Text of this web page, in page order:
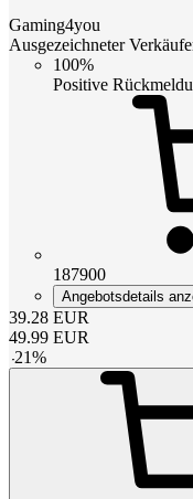
Gaming4you
Ausgezeichneter
100%
Positive
187900
Angebotsdetails
39.28 EUR
49.99 EUR
-21%